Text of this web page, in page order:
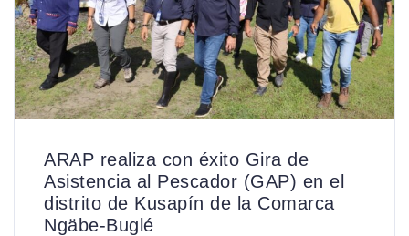
ARAP realiza con éxito Gira de
Asistencia al Pescador (GAP) en el
distrito de Kusapín de la Comarca
Ngäbe-Buglé